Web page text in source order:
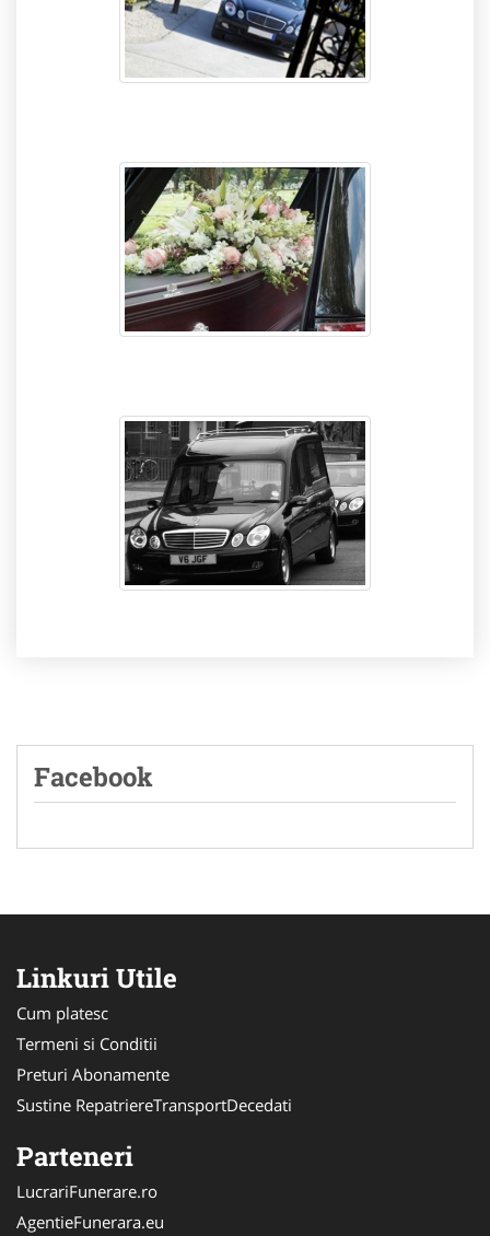
Facebook
Linkuri Utile
Cum platesc
Termeni si Conditii
Preturi Abonamente
Sustine RepatriereTransportDecedati
Parteneri
LucrariFunerare.ro
AgentieFunerara.eu